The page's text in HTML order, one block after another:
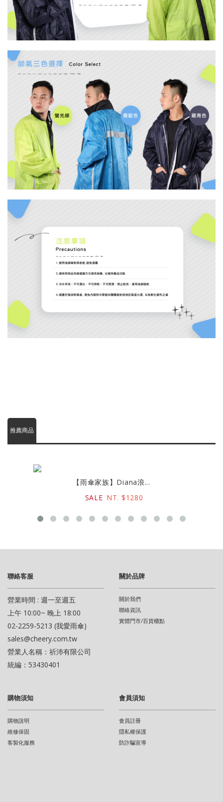
推薦商品
【雨傘家族】Diana浪...
SALE NT. $1280
聯絡客服
營業時間 : 週一至週五
上午 10:00~ 晚上 18:00
02-2259-5213 (我愛雨傘)
sales@cheery.com.tw
營業人名稱：祈沛有限公司
統編：53430401
關於品牌
關於我們
聯絡資訊
實體門市/百貨櫃點
購物須知
購物說明
維修保固
客製化服務
會員須知
會員註冊
隱私權保護
防詐騙宣導